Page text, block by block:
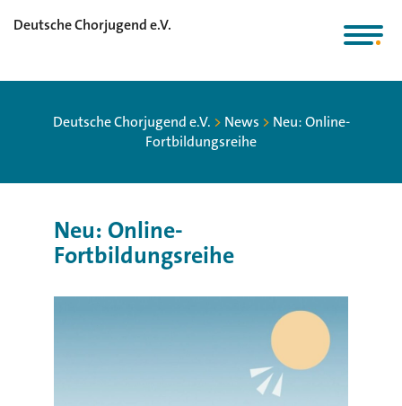
Deutsche Chorjugend e.V.
Deutsche Chorjugend e.V. > News > Neu: Online-
Fortbildungsreihe
Neu: Online-
Fortbildungsreihe